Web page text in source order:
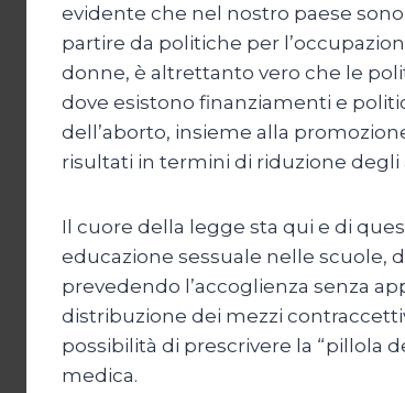
evidente che nel nostro paese
partire da politiche per
donne, è altrettanto vero che le
dove esistono finanziamenti e
dell’aborto, insieme alla
risultati in termini di riduzione degli
Il cuore della legge sta qui e di
educazione sessuale nelle scuole,
prevedendo l’accoglienza senza
distribuzione dei mezzi
possibilità di prescrivere la “pillola
medica.